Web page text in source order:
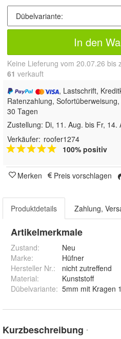
In den
Keine Lieferung vom 20.07.26 bis
61 verkauft
, Lastschrift,
Ratenzahlung,
30 Tagen
Zustellung: Di, 11. Aug. bis Fr, 14.
Verkäufer: roofer1274
100% positiv
Merken Preis vorschlagen
Produktdetails Zahlung,
Artikelmerkmale
Zustand:
Neu
Marke:
Hüfner
Hersteller Nr.:
nicht zutreffend
Material:
Kunststoff
Dübelvariante: 5mm mit Kragen
Kurzbeschreibung *